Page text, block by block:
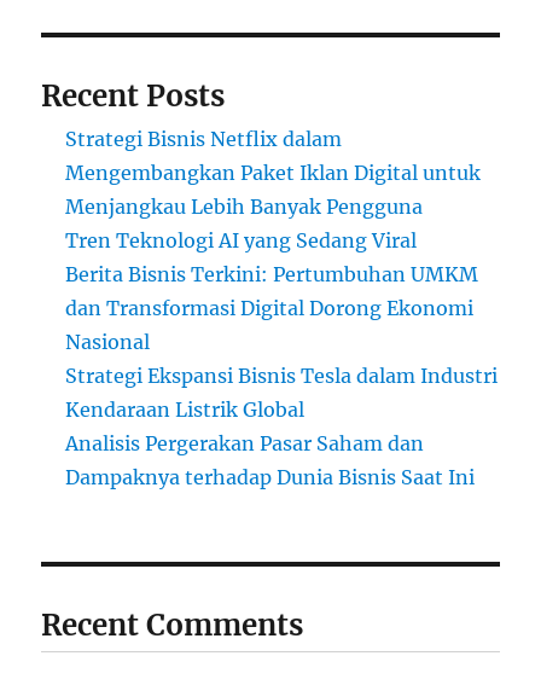
Recent Posts
Strategi Bisnis Netflix dalam
Mengembangkan Paket Iklan Digital untuk
Menjangkau Lebih Banyak Pengguna
Tren Teknologi AI yang Sedang Viral
Berita Bisnis Terkini: Pertumbuhan UMKM
dan Transformasi Digital Dorong Ekonomi
Nasional
Strategi Ekspansi Bisnis Tesla dalam Industri
Kendaraan Listrik Global
Analisis Pergerakan Pasar Saham dan
Dampaknya terhadap Dunia Bisnis Saat Ini
Recent Comments